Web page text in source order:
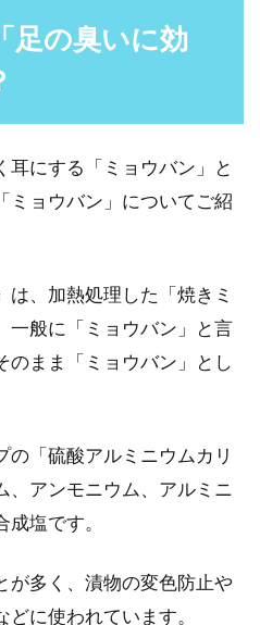
を重ねていくことで、悩まされるの
」ですよね。独特なニオイが発生し
分...
ラーはどんな効果がある
や使い方
、人気を集めている美容ローラーで
です。...
象はどう変わる？
花粉や風邪などの季節や場面を問わ
で...
足の臭いに効
耳にする「ミョウバン」と
ミョウバン」についてご紹
は、加熱処理した「焼きミ
一般に「ミョウバン」と言
のまま「ミョウバン」とし
の「硫酸アルミニウムカリ
、アンモニウム、アルミニ
塩です。
が多く、漬物の変色防止や
に使われています。